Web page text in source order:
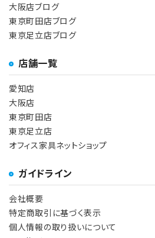
大阪店ブログ
東京町田店ブログ
東京足立店ブログ
店舗一覧
愛知店
大阪店
東京町田店
東京足立店
オフィス家具ネットショップ
ガイドライン
会社概要
特定商取引に基づく表示
個人情報の取り扱いについて